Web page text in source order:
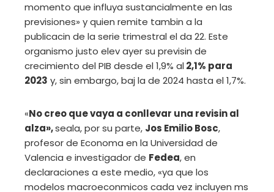
momento que influya sustancialmente en las
previsiones» y quien remite tambin a la
publicacin de la serie trimestral el da 22. Este
organismo justo elev ayer su previsin de
crecimiento del PIB desde el 1,9% al 2,1% para
2023 y, sin embargo, baj la de 2024 hasta el 1,7%.
«No creo que vaya a conllevar una revisin al
alza»,seala, por su parte, Jos Emilio Bosc,
profesor de Economa en la Universidad de
Valencia e investigador de Fedea, en
declaraciones a este medio, «ya que los
modelos macroeconmicos cada vez incluyen ms